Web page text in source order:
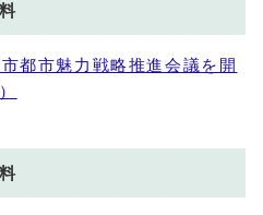
都市魅力戦略推進会議を開